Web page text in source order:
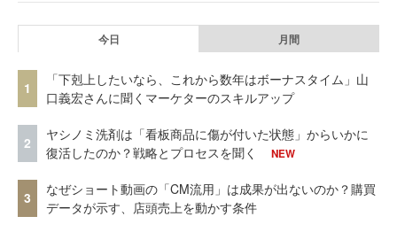
今日 月間
1
「下剋上したいなら、これから数年はボーナスタイム」山
口義宏さんに聞くマーケターのスキルアップ
2
ヤシノミ洗剤は「看板商品に傷が付いた状態」からいかに
復活したのか？戦略とプロセスを聞く
NEW
3
なぜショート動画の「CM流用」は成果が出ないのか？購買
データが示す、店頭売上を動かす条件